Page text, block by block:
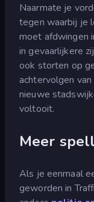
Naarmate je
tegen waarbij je
moet afdwingen
in gevaarlijkere
ook storten op
achtervolgen
nieuwe
voltooit.
Meer
Als je eenmaal
geworden in